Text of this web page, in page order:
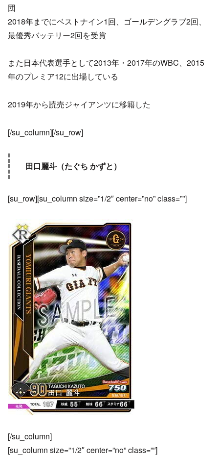
団
2018年までにベストナイン1回、ゴールデングラブ2回、
最優秀バッテリー2回を受賞
また日本代表選手として2013年・2017年のWBC、2015
年のプレミア12に出場している
2019年から読売ジャイアンツに移籍した
[/su_column][/su_row]
田口麗斗（たぐち かずと）
[su_row][su_column size=”1/2″ center=”no” class=””]
[/su_column]
[su_column size=”1/2″ center=”no” class=””]